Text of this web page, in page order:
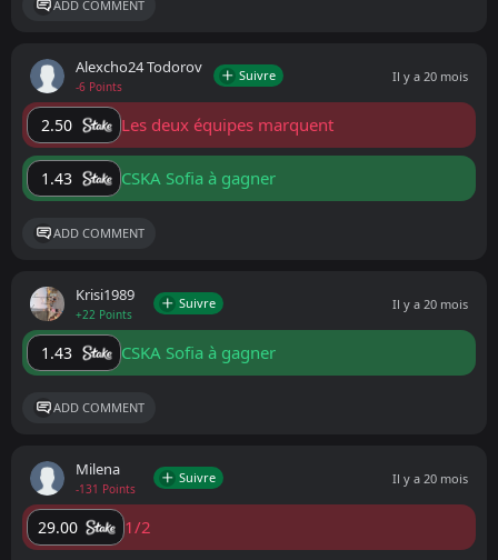
ADD COMMENT
Alexcho24 Todorov
-6 Points
Suivre Il y a 20 mois
2.50 Les deux équipes marquent
1.43 CSKA Sofia à gagner
ADD COMMENT
Krisi1989
+22 Points
Suivre Il y a 20 mois
1.43 CSKA Sofia à gagner
ADD COMMENT
Milena
-131 Points
Suivre Il y a 20 mois
29.00 1/2